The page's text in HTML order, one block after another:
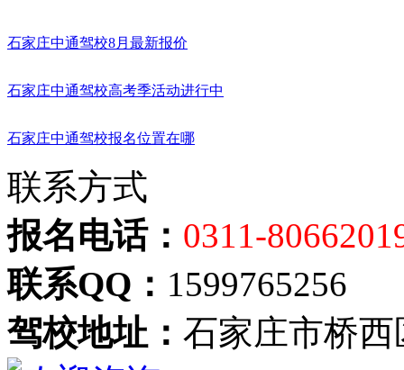
石家庄中通驾校8月最新报价
石家庄中通驾校高考季活动进行中
石家庄中通驾校报名位置在哪
联系方式
报名电话： 0311-
联系QQ： 1599765256
驾校地址： 石家庄市桥